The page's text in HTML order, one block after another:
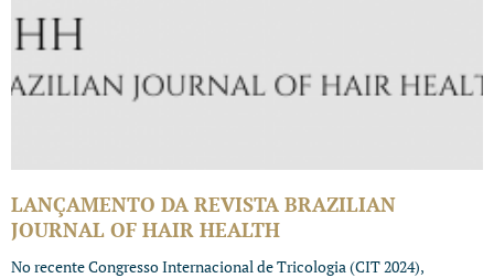
LANÇAMENTO DA REVISTA BRAZILIAN
JOURNAL OF HAIR HEALTH
No recente Congresso Internacional de Tricologia (CIT 2024),